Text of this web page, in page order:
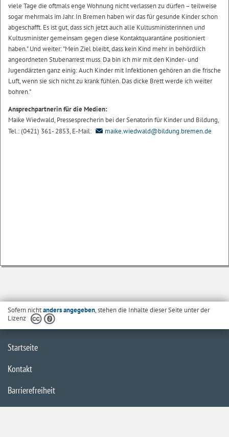
viele Tage die oftmals enge Wohnung nicht verlassen zu dürfen – teilweise
sogar mehrmals im Jahr. In Bremen haben wir das für gesunde Kinder schon
abgeschafft. Es ist gut, dass sich jetzt auch alle Kultusministerinnen und
Kultusminister gemeinsam gegen diese Kontaktquarantäne positioniert
haben." Und weiter: "Mein Ziel bleibt, dass kein Kind mehr in behördlich
angeordneten Stubenarrest muss. Da bin ich mir mit den Kinder- und
Jugendärzten ganz einig: Auch Kinder mit Infektionen gehören an die frische
Luft, wenn sie sich nicht zu krank fühlen. Das dicke Brett werde ich weiter
bohren."
Ansprechpartnerin für die Medien:
Maike Wiedwald, Pressesprecherin bei der Senatorin für Kinder und Bildung,
Tel.: (0421) 361- 2853, E-Mail:
maike.wiedwald@bildung.bremen.de
Sofern nichtanders angegeben, stehen die Inhalte dieser Seite unter der
Lizenz
Startseite
Kontakt
Barrierefreiheit